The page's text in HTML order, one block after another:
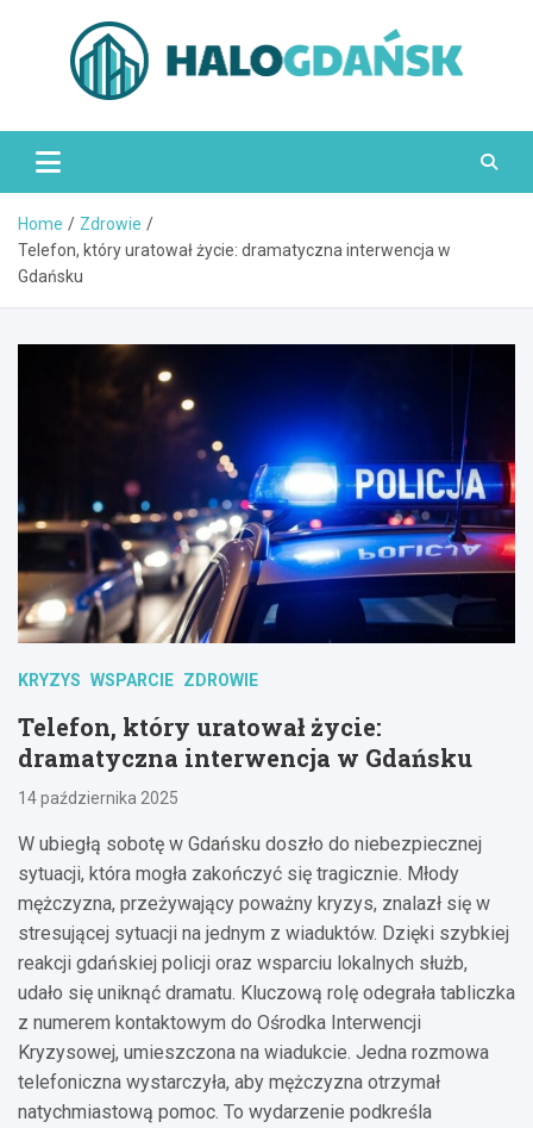
HaloGdańsk.pl
Home
Zdrowie
Telefon, który uratował życie: dramatyczna interwencja w
Gdańsku
KRYZYS WSPARCIE ZDROWIE
Telefon, który uratował życie:
dramatyczna interwencja w Gdańsku
14 października 2025
W ubiegłą sobotę w Gdańsku doszło do niebezpiecznej
sytuacji, która mogła zakończyć się tragicznie. Młody
mężczyzna, przeżywający poważny kryzys, znalazł się w
stresującej sytuacji na jednym z wiaduktów. Dzięki szybkiej
reakcji gdańskiej policji oraz wsparciu lokalnych służb,
udało się uniknąć dramatu. Kluczową rolę odegrała tabliczka
z numerem kontaktowym do Ośrodka Interwencji
Kryzysowej, umieszczona na wiadukcie. Jedna rozmowa
telefoniczna wystarczyła, aby mężczyzna otrzymał
natychmiastową pomoc. To wydarzenie podkreśla